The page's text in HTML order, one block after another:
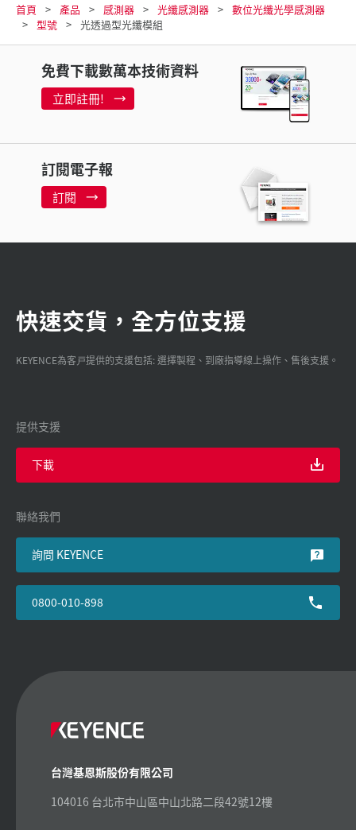
首頁 產品 感測器 光纖感測器
數位光纖光學感測器
型號
光透過型光纖模組
免費下載數萬本技術資料
立即註冊!
訂閱電子報
訂閱
快速交貨，全方位支援
KEYENCE為客戸提供的支援包括: 選擇製程、到廠指導線上操作、售後支援。
提供支援
下載
聯絡我們
詢問 KEYENCE
0800-010-898
台灣基恩斯股份有限公司
104016 台北市中山區中山北路二段42號12樓